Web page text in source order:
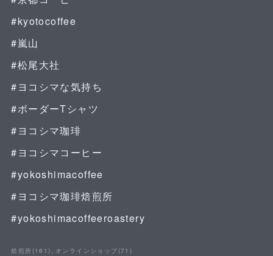
#kyotocoffee
#嵐山
#松尾大社
#ヨコシマな気持ち
#ボーダーTシャツ
#ヨコシマ珈琲
#ヨコシマコーヒー
#yokoshimacoffee
#ヨコシマ珈琲焙煎所
#yokoshimacoffeeroastery
焙煎所 (161) オンラインショップ (71 )